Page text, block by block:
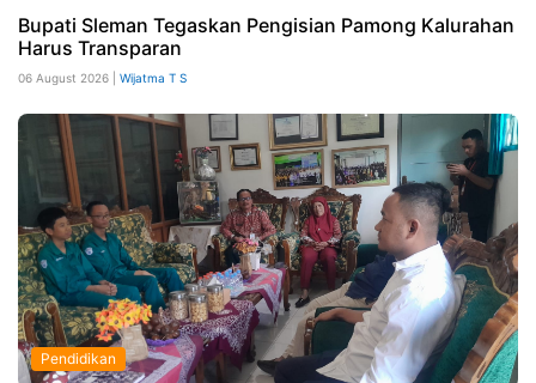
Bupati Sleman Tegaskan Pengisian Pamong Kalurahan
Harus Transparan
06 August 2026 | Wijatma T S
Pendidikan